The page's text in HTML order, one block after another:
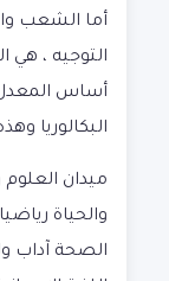
أما الشعب
التوجيه ، هي
أساس
البكالوريا
ميدان العلوم
والحياة
الصحة آداب